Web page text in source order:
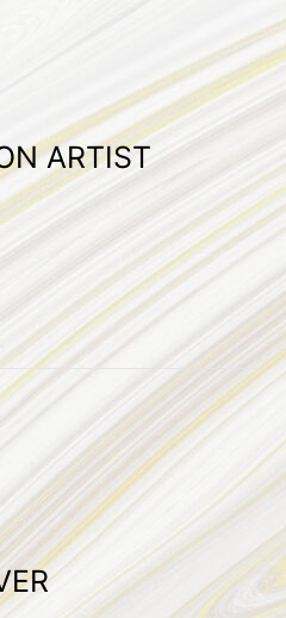
ARTIST